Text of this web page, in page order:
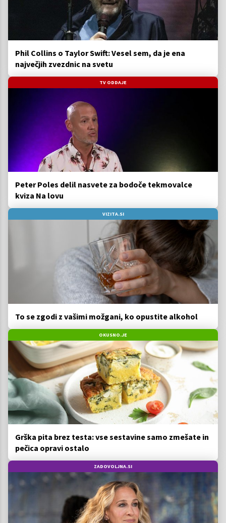
Phil Collins o Taylor Swift: Vesel sem, da je ena
največjih zvezdnic na svetu
TV ODDAJE
Peter Poles delil nasvete za bodoče tekmovalce
kviza Na lovu
VIZITA.SI
To se zgodi z vašimi možgani, ko opustite alkohol
OKUSNO.JE
Grška pita brez testa: vse sestavine samo zmešate in
pečica opravi ostalo
ZADOVOLJNA.SI